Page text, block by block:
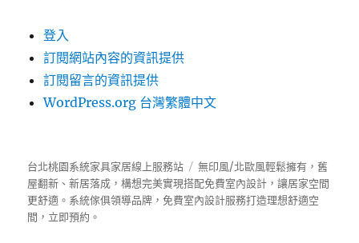
登入
訂閱網站內容的資訊提供
訂閱留言的資訊提供
WordPress.org 台灣繁體中文
台北桃園系統家具家居線上服務站
無印風/北歐風輕鬆擁有，舊
屋翻新、新居落成，構想完美實現搭配免費室內設計，讓居家空間
更舒適。 系統傢俱領導品牌，免費室內設計服務打造理想舒適空
間，立即預約。